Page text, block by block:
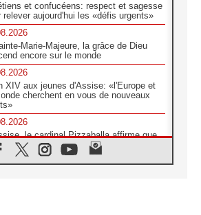
et confucéens: respect et sagesse
relever aujourd'hui les «défis urgents»
Marie-Majeure, la grâce de Dieu
encore sur le monde
XIV aux jeunes d'Assise: «l'Europe et
cherchent en vous de nouveaux
le cardinal Pizzaballa affirme que
chrétiens veulent la paix»